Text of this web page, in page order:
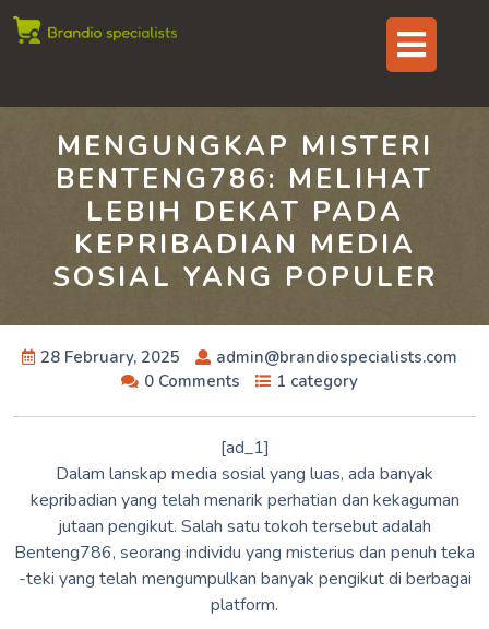
Skip
MENGUNGKAP MISTERI
BENTENG786: MELIHAT
LEBIH DEKAT PADA
KEPRIBADIAN MEDIA
SOSIAL YANG POPULER
28 February, 2025
admin@brandiospecialists.com
0 Comments
1 category
[ad_1]
Dalam lanskap media sosial yang luas, ada banyak
kepribadian yang telah menarik perhatian dan kekaguman
jutaan pengikut. Salah satu tokoh tersebut adalah
Benteng786, seorang individu yang misterius dan penuh teka
-teki yang telah mengumpulkan banyak pengikut di berbagai
platform.